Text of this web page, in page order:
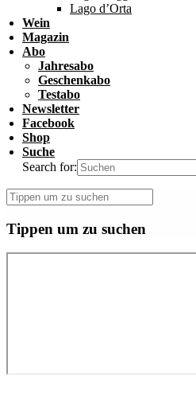
Lago d’Orta
Wein
Magazin
Abo
Jahresabo
Geschenkabo
Testabo
Newsletter
Facebook
Shop
Suche
Search for:
Tippen um zu suchen